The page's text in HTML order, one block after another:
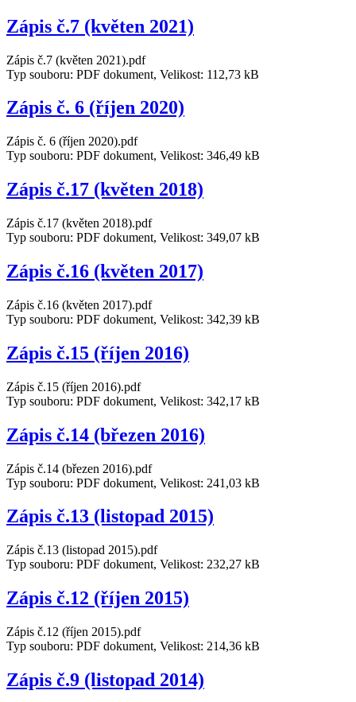
Zápis č.7 (květen 2021)
Zápis č.7 (květen 2021).pdf
Typ souboru: PDF dokument, Velikost: 112,73 kB
Zápis č. 6 (říjen 2020)
Zápis č. 6 (říjen 2020).pdf
Typ souboru: PDF dokument, Velikost: 346,49 kB
Zápis č.17 (květen 2018)
Zápis č.17 (květen 2018).pdf
Typ souboru: PDF dokument, Velikost: 349,07 kB
Zápis č.16 (květen 2017)
Zápis č.16 (květen 2017).pdf
Typ souboru: PDF dokument, Velikost: 342,39 kB
Zápis č.15 (říjen 2016)
Zápis č.15 (říjen 2016).pdf
Typ souboru: PDF dokument, Velikost: 342,17 kB
Zápis č.14 (březen 2016)
Zápis č.14 (březen 2016).pdf
Typ souboru: PDF dokument, Velikost: 241,03 kB
Zápis č.13 (listopad 2015)
Zápis č.13 (listopad 2015).pdf
Typ souboru: PDF dokument, Velikost: 232,27 kB
Zápis č.12 (říjen 2015)
Zápis č.12 (říjen 2015).pdf
Typ souboru: PDF dokument, Velikost: 214,36 kB
Zápis č.9 (listopad 2014)